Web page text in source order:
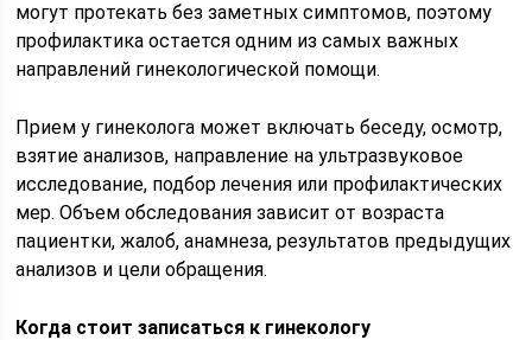
могут протекать без заметных симптомов, поэтому
профилактика остается одним из самых важных
направлений гинекологической помощи.
Прием у гинеколога может включать беседу, осмотр,
взятие анализов, направление на ультразвуковое
исследование, подбор лечения или профилактических
мер. Объем обследования зависит от возраста
пациентки, жалоб, анамнеза, результатов предыдущих
анализов и цели обращения.
Когда стоит записаться к гинекологу